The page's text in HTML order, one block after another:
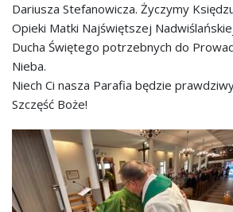
Dariusza Stefanowicza. Życzymy
Opieki Matki Najświętszej
Ducha Świętego potrzebnych do
Nieba.
Niech Ci nasza Parafia będzie
Szczęść Boże!